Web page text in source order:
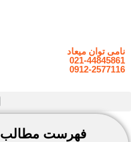
نامی توان میعاد
021-44845861
0912-2577116
فهرست مطالب